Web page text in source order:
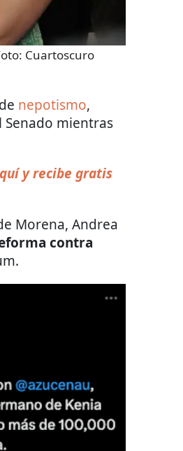
Cuartoscuro
nepotismo,
mientras
y recibe gratis
Morena, Andrea
contra